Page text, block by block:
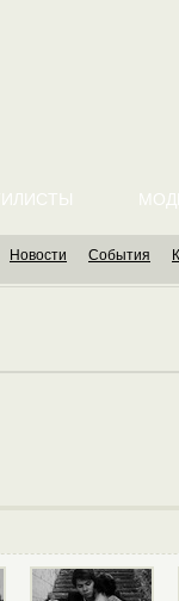
Новости События